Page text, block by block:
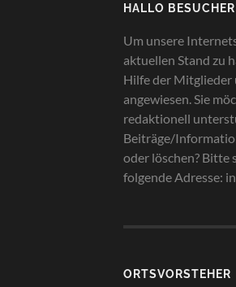
HALLO
Um unsere
aktuellen Stand zu
Hilfe der
angewiesen. Sie
redaktionell
Beiträge/
oder löschen? Bitte
folgende Adresse:
ORTSVORSTEHER